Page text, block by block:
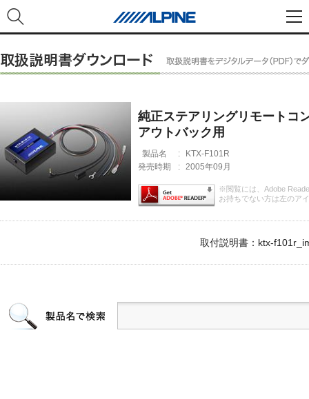
純正ステアリングリモートコ
アウトバック用
製品名 :
KTX-F101R
発売時期
: 2005年09月
※閲覧には、Adobe
お持ちでない方は左のア
取付説明書：ktx-